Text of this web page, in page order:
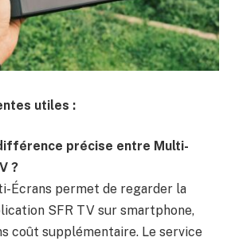
utiles :
précise entre Multi-
?
Écrans permet de regarder la
SFR TV sur smartphone,
coût supplémentaire. Le service